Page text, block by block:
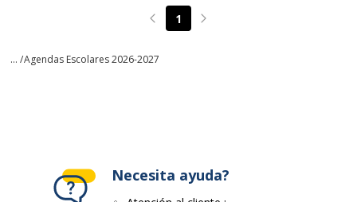
Page précédente
1 Page suivante
... /Agendas Escolares 2026-2027
Necesita ayuda?